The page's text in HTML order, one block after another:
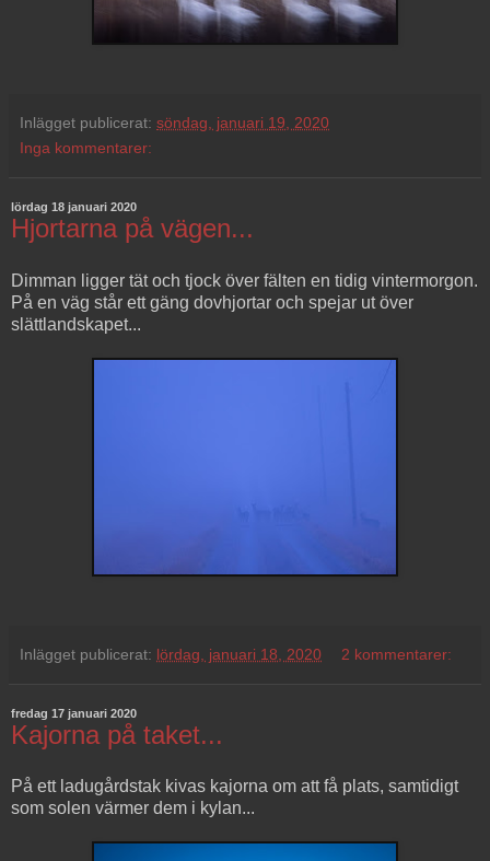
Inlägget publicerat: söndag, januari 19, 2020
Inga kommentarer:
lördag 18 januari 2020
Hjortarna på vägen...
Dimman ligger tät och tjock över fälten en tidig vintermorgon.
På en väg står ett gäng dovhjortar och spejar ut över
slättlandskapet...
Inlägget publicerat: lördag, januari 18, 2020 2 kommentarer:
fredag 17 januari 2020
Kajorna på taket...
På ett ladugårdstak kivas kajorna om att få plats, samtidigt
som solen värmer dem i kylan...